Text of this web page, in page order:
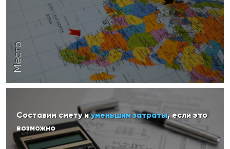
Место
Составим смету иуменьшим затраты, если это
возможно